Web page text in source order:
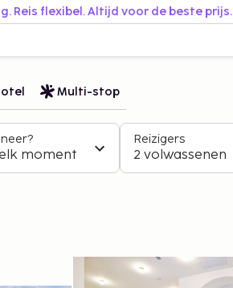
Reis flexibel. Altijd voor de beste prijs.
Multi-stop
moment
Reizigers
2 volwassenen